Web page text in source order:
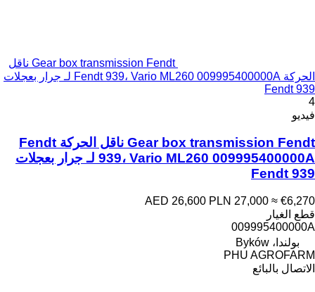
Gear box transmission Fendt ناقل
الحركة Fendt 939، Vario ML260 009995400000A لـ جرار بعجلات
Fendt 939
4
فيديو
Gear box transmission Fendt ناقل الحركة Fendt
939، Vario ML260 009995400000A لـ جرار بعجلات
Fendt 939
AED 26,600 PLN 27,000 ≈ €6,270
قطع الغيار
009995400000A
بولندا، Byków
PHU AGROFARM
الاتصال بالبائع